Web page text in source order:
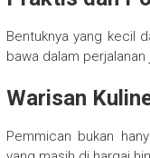
Bentuknya yang kecil
bawa dalam perjalanan
Warisan
Pemmican bukan